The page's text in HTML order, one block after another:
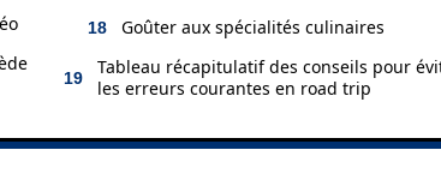
Goûter aux spécialités culinaires
Tableau récapitulatif des conseils pour
les erreurs courantes en road trip